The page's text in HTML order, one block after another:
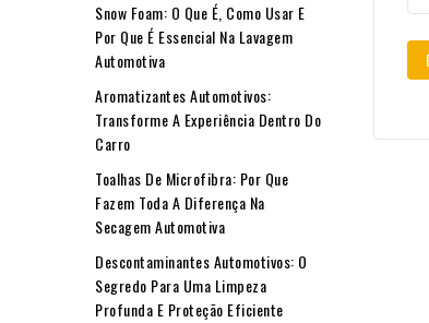
Snow Foam: O Que É, Como Usar E
Por Que É Essencial Na Lavagem
Automotiva
Aromatizantes Automotivos:
Transforme A Experiência Dentro Do
Carro
Toalhas De Microfibra: Por Que
Fazem Toda A Diferença Na
Secagem Automotiva
Descontaminantes Automotivos: O
Segredo Para Uma Limpeza
Profunda E Proteção Eficiente